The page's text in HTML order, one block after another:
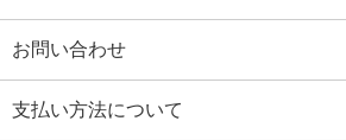
お問い合わせ
支払い方法について